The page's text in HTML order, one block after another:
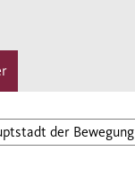
der Bewegung